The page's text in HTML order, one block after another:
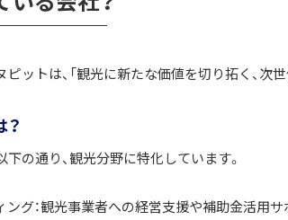
ットは、「観光に新たな価値を切り拓く、次
下の通り、観光分野に特化しています。
ング：観光事業者への経営支援や補助金活用サ